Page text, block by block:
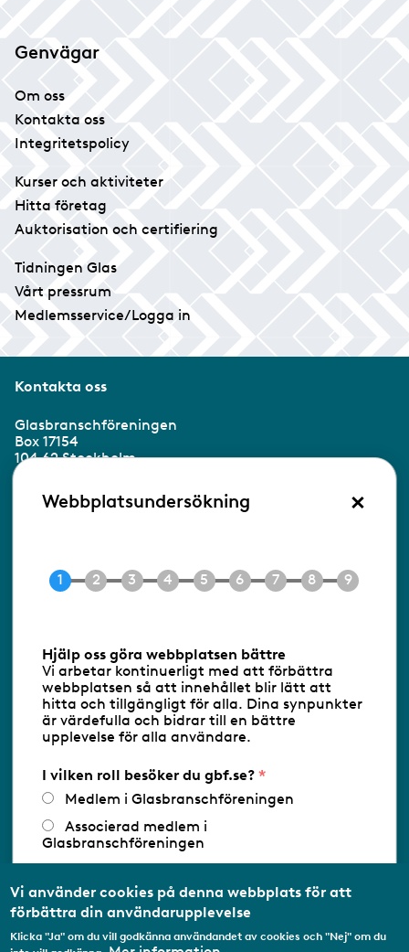
Genvägar
Om oss
Kontakta oss
Integritetspolicy
Kurser och aktiviteter
Hitta företag
Auktorisation och certifiering
Tidningen Glas
Vårt pressrum
Medlemsservice/Logga in
Kontakta oss
Glasbranschföreningen
Box 17154
104 62 Stockholm
Besöksadress:
Ringvägen 100
E-post info@gbf.se
Följ oss via RSS
Databasens namn:www.gbf.se-
Glasbranschföreningen AB - Ansvarig
utgivare: Sofia Wahlgren
Webbplatsundersökning ×
Hjälp oss göra webbplatsen bättre
Vi arbetar kontinuerligt med att förbättra
webbplatsen så att innehållet blir lätt att
hitta och tillgängligt för alla. Dina synpunkter
är värdefulla och bidrar till en bättre
upplevelse för alla användare.
I vilken roll besöker du gbf.se?
Medlem i Glasbranschföreningen
Associerad medlem i
Glasbranschföreningen
medlemsorganisation/Svenskt Näringsliv
Utbildningsaktör
Student
Vi använder cookies på denna webbplats för att
förbättra din användarupplevelse
Klicka "Ja" om du vill godkänna användandet av cookies och "Nej" om du